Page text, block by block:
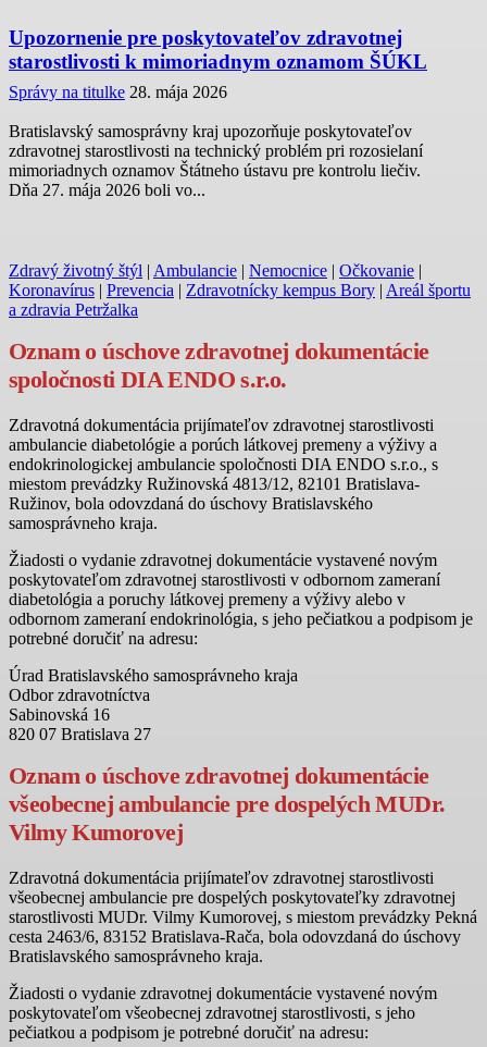
Upozornenie pre poskytovateľov zdravotnej
starostlivosti k mimoriadnym oznamom ŠÚKL
Správy na titulke 28. mája 2026
Bratislavský samosprávny kraj upozorňuje poskytovateľov
zdravotnej starostlivosti na technický problém pri rozosielaní
mimoriadnych oznamov Štátneho ústavu pre kontrolu liečiv.
Dňa 27. mája 2026 boli vo...
Zdravý životný štýl | Ambulancie | Nemocnice | Očkovanie |
Koronavírus | Prevencia | Zdravotnícky kempus Bory | Areál športu
a zdravia Petržalka
Oznam o úschove zdravotnej dokumentácie
spoločnosti DIA ENDO s.r.o.
Zdravotná dokumentácia prijímateľov zdravotnej starostlivosti
ambulancie diabetológie a porúch látkovej premeny a výživy a
endokrinologickej ambulancie spoločnosti DIA ENDO s.r.o., s
miestom prevádzky Ružinovská 4813/12, 82101 Bratislava-
Ružinov, bola odovzdaná do úschovy Bratislavského
samosprávneho kraja.
Žiadosti o vydanie zdravotnej dokumentácie vystavené novým
poskytovateľom zdravotnej starostlivosti v odbornom zameraní
diabetológia a poruchy látkovej premeny a výživy alebo v
odbornom zameraní endokrinológia, s jeho pečiatkou a podpisom je
potrebné doručiť na adresu:
Úrad Bratislavského samosprávneho kraja
Odbor zdravotníctva
Sabinovská 16
820 07 Bratislava 27
Oznam o úschove zdravotnej dokumentácie
všeobecnej ambulancie pre dospelých MUDr.
Vilmy Kumorovej
Zdravotná dokumentácia prijímateľov zdravotnej starostlivosti
všeobecnej ambulancie pre dospelých poskytovateľky zdravotnej
starostlivosti MUDr. Vilmy Kumorovej, s miestom prevádzky Pekná
cesta 2463/6, 83152 Bratislava-Rača, bola odovzdaná do úschovy
Bratislavského samosprávneho kraja.
Žiadosti o vydanie zdravotnej dokumentácie vystavené novým
poskytovateľom všeobecnej zdravotnej starostlivosti, s jeho
pečiatkou a podpisom je potrebné doručiť na adresu: